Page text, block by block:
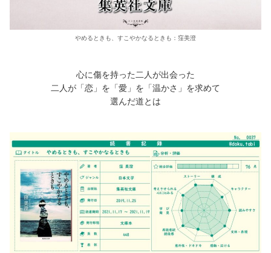
やめるときも、すこやかなるときも：窪美澄
心に傷を持った二人が出会った
二人が「恋」を「愛」を「温かさ」を求めて
選んだ道とは